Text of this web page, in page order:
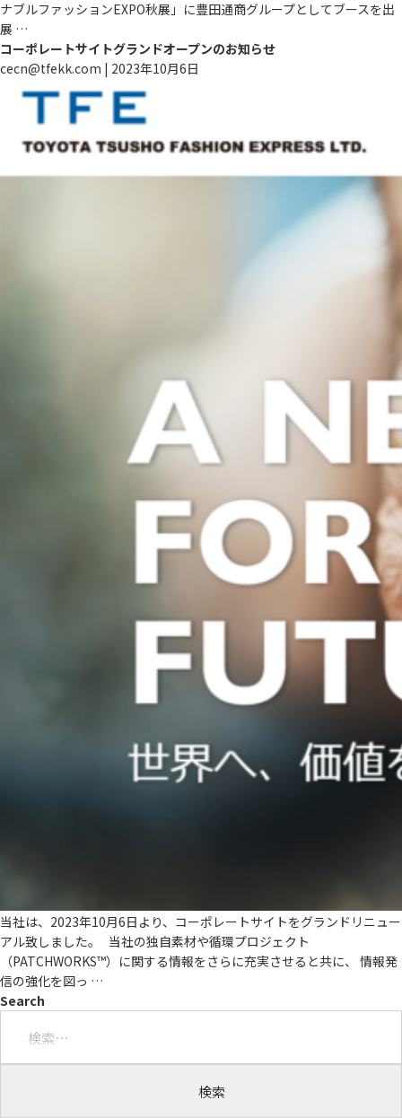
ナブルファッションEXPO秋展」に豊田通商グループとしてブースを出
展 …
コーポレートサイトグランドオープンのお知らせ
cecn@tfekk.com | 2023年10月6日
当社は、2023年10月6日より、コーポレートサイトをグランドリニュー
アル致しました。 当社の独自素材や循環プロジェクト
（PATCHWORKS™）に関する情報をさらに充実させると共に、 情報発
信の強化を図っ …
Search